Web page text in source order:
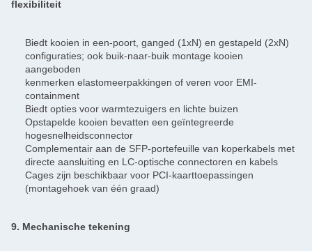
flexibiliteit
Biedt kooien in een-poort, ganged (1xN) en gestapeld (2xN)
configuraties; ook buik-naar-buik montage kooien
aangeboden
kenmerken elastomeerpakkingen of veren voor EMI-
containment
Biedt opties voor warmtezuigers en lichte buizen
Opstapelde kooien bevatten een geïntegreerde
hogesnelheidsconnector
Complementair aan de SFP-portefeuille van koperkabels met
directe aansluiting en LC-optische connectoren en kabels
Cages zijn beschikbaar voor PCI-kaarttoepassingen
(montagehoek van één graad)
9. Mechanische tekening